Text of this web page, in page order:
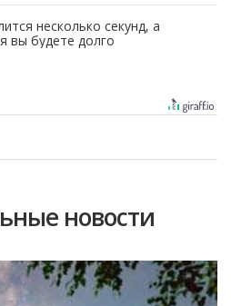
несколько секунд, а
вы будете долго
новости